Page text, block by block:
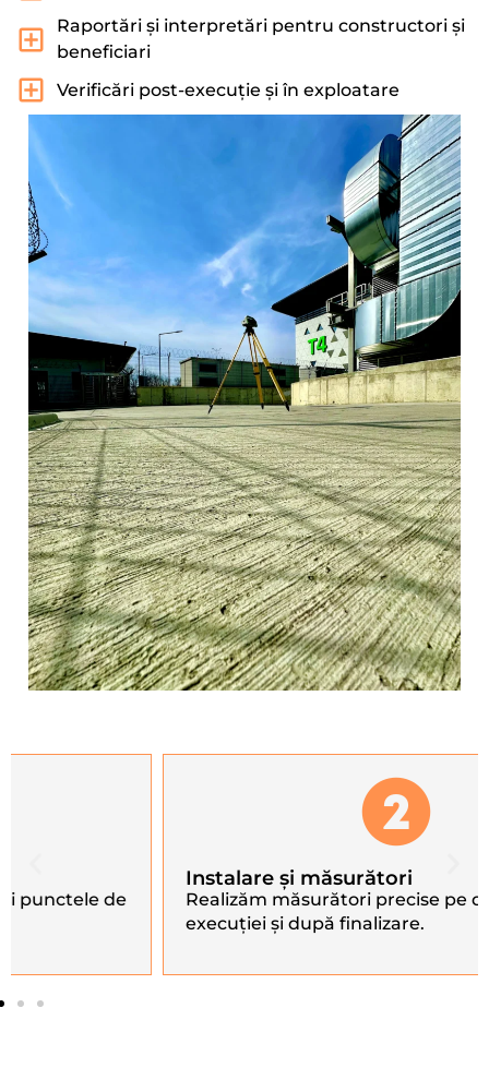
Raportări și interpretări pentru constructori și
beneficiari
Verificări post-execuție și în exploatare
Instalare și măsurători
Realizăm măsurători precise pe durata
execuției și după finalizare.